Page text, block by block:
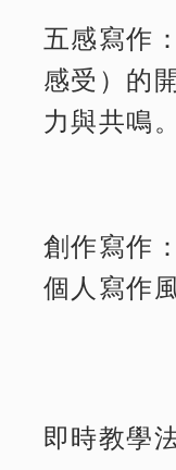
五感寫作
感受）的
力與共鳴。
創作寫作
個人寫作
即時教學